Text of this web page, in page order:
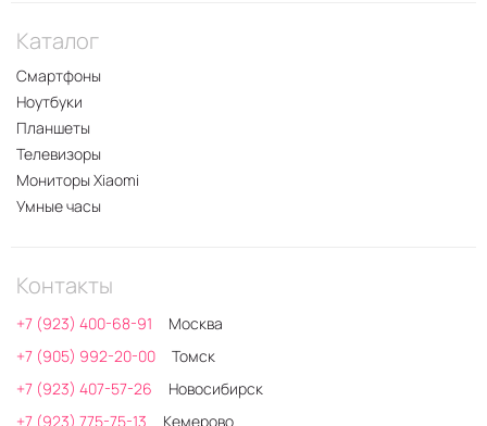
Каталог
Смартфоны
Ноутбуки
Планшеты
Телевизоры
Мониторы Xiaomi
Умные часы
Контакты
+7 (923) 400-68-91
Москва
+7 (905) 992-20-00
Томск
+7 (923) 407-57-26
Новосибирск
+7 (923) 775-75-13
Кемерово